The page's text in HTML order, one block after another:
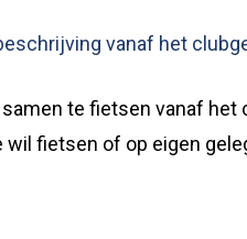
vanaf het
te fietsen vanaf het
fietsen of op eigen